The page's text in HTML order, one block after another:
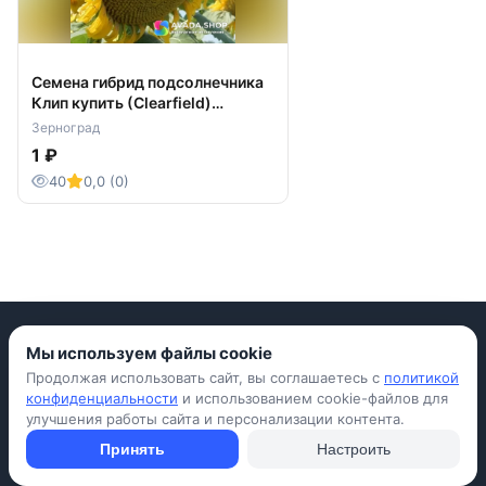
Семена гибрид подсолнечника
Клип купить (Clearfield)
Клерфильд
Зерноград
1 ₽
40 0,0 (0)
Приложение для iPhone
© Avada Shop, 2026
Конфиденциальность
Подать объявление бесплатно
ОбъявленияВопросы и ответы
Мы используем файлы cookie
Продолжая использовать сайт, вы соглашаетесь с политикой
конфиденциальности и использованием cookie-файлов для
улучшения работы сайта и персонализации контента.
Принять
Настроить